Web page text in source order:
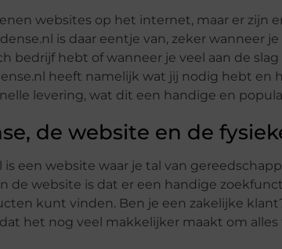
websites op het internet, maar er zijn
is daar eentje van, zeker wanneer
bedrijf hebt of wanneer je veel aan de
heeft namelijk wat jij nodig hebt en
levering, wat dit een handige en
de website en de
is een website waar je tal van
de website is dat er een handige
kunt vinden. Ben je een zakelijke
het nog veel makkelijker maakt om